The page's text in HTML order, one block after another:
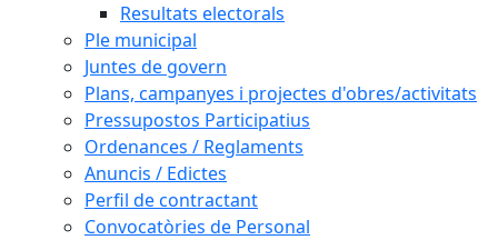
Resultats electorals
Ple municipal
Juntes de govern
Plans, campanyes i projectes d'obres/activitats
Pressupostos Participatius
Ordenances / Reglaments
Anuncis / Edictes
Perfil de contractant
Convocatòries de Personal